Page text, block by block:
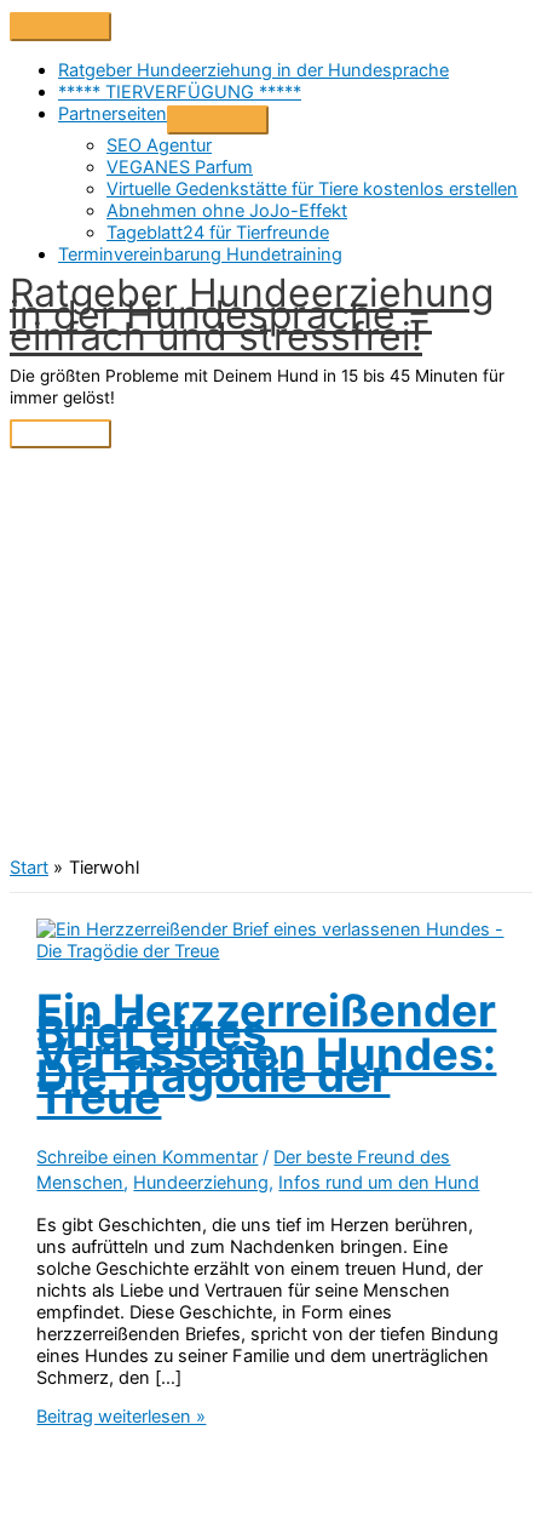
Zum
Inhalt
springen
Above
Header
Ratgeber Hundeerziehung in der Hundesprache
***** TIERVERFÜGUNG *****
Partnerseiten
SEO Agentur
VEGANES Parfum
Virtuelle Gedenkstätte für Tiere kostenlos erstellen
Abnehmen ohne JoJo-Effekt
Tageblatt24 für Tierfreunde
Terminvereinbarung Hundetraining
Ratgeber Hundeerziehung
in der Hundesprache =
einfach und stressfrei!
Die größten Probleme mit Deinem Hund in 15 bis 45 Minuten für
immer gelöst!
Hauptmenü
Start Tierwohl
Ein Herzzerreißender
Brief eines
Verlassenen Hundes:
Die Tragödie der
Treue
Schreibe einen Kommentar / Der beste Freund des
Menschen, Hundeerziehung, Infos rund um den Hund
Es gibt Geschichten, die uns tief im Herzen berühren,
uns aufrütteln und zum Nachdenken bringen. Eine
solche Geschichte erzählt von einem treuen Hund, der
nichts als Liebe und Vertrauen für seine Menschen
empfindet. Diese Geschichte, in Form eines
herzzerreißenden Briefes, spricht von der tiefen Bindung
eines Hundes zu seiner Familie und dem unerträglichen
Schmerz, den […]
Ein
Beitrag weiterlesen »